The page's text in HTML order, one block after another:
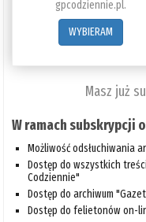
gpcodziennie.pl.
WYBIERAM
Masz już
W ramach subskrypcji
Możliwość odsłuchiwania
Dostęp do wszystkich
Codziennie"
Dostęp do archiwum
Dostęp do felietonów on-